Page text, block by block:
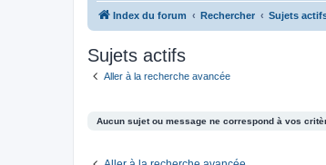
Index du forum Rechercher Sujets
Sujets actifs
Aller à la recherche avancée
Aucun sujet ou message ne correspond à vos